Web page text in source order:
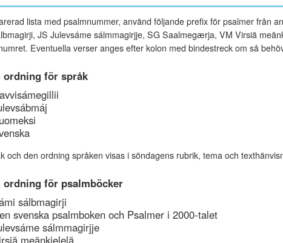
lista med psalmnummer, använd följande prefix för psalmer från
JS Julevsáme sálmmagirjje, SG Saalmegærja, VM Virsiä
Eventuella verser anges efter kolon med bindestreck om så
ordning för språk
och den ordning språken visas i söndagens rubrik, tema och
ordning för psalmböcker
sálbmagirji
svenska psalmboken och Psalmer i 2000-talet
sálmmagirjje
meänkielelä